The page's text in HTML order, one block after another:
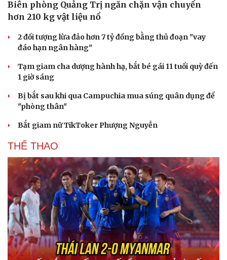
Biên phòng Quảng Trị ngăn chặn vận chuyển
hơn 210 kg vật liệu nổ
2 đối tượng lừa đảo hơn 7 tỷ đồng bằng thủ đoạn "vay
đáo hạn ngân hàng"
Tạm giam cha dượng hành hạ, bắt bé gái 11 tuổi quỳ đến
1 giờ sáng
Bị bắt sau khi qua Campuchia mua súng quân dụng để
"phòng thân"
Bắt giam nữ TikToker Phượng Nguyễn
THỂ THAO